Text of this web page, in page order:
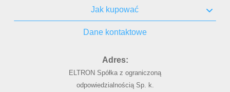
Jak kupować
Dane kontaktowe
Adres:
ELTRON Spółka z ograniczoną
odpowiedzialnością Sp. k.